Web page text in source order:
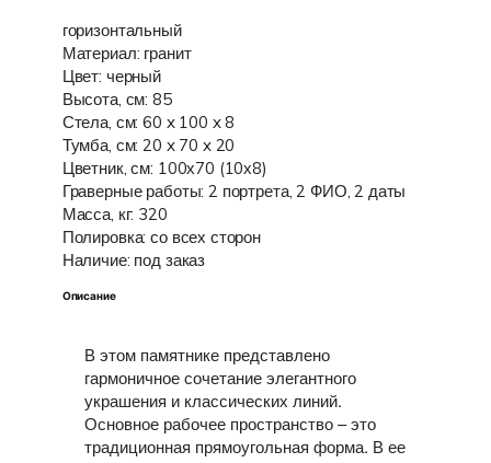
горизонтальный
Материал: гранит
Цвет: черный
Высота, см: 85
Стела, см: 60 x 100 x 8
Тумба, см: 20 x 70 x 20
Цветник, см: 100х70 (10х8)
Граверные работы: 2 портрета, 2 ФИО, 2 даты
Масса, кг: 320
Полировка: со всех сторон
Наличие: под заказ
Описание
В этом памятнике представлено
гармоничное сочетание элегантного
украшения и классических линий.
Основное рабочее пространство – это
традиционная прямоугольная форма. В ее